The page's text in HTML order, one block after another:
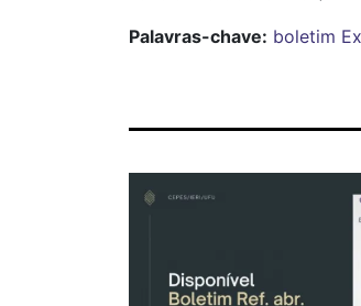
Palavras-chave: boletim